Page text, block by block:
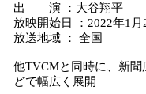
出 演 ：大谷翔平
放映開始日 ：2022年1月
放送地域 ： 全国
他TVCMと同時に、新
どで幅広く展開